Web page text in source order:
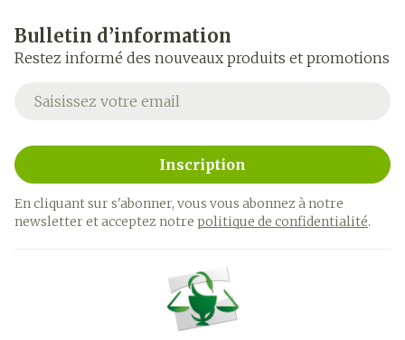
Bulletin d’information
Restez informé des nouveaux produits et promotions
Adresse mail
Inscription
En cliquant sur s'abonner, vous vous abonnez à notre
newsletter et acceptez notre politique de confidentialité.